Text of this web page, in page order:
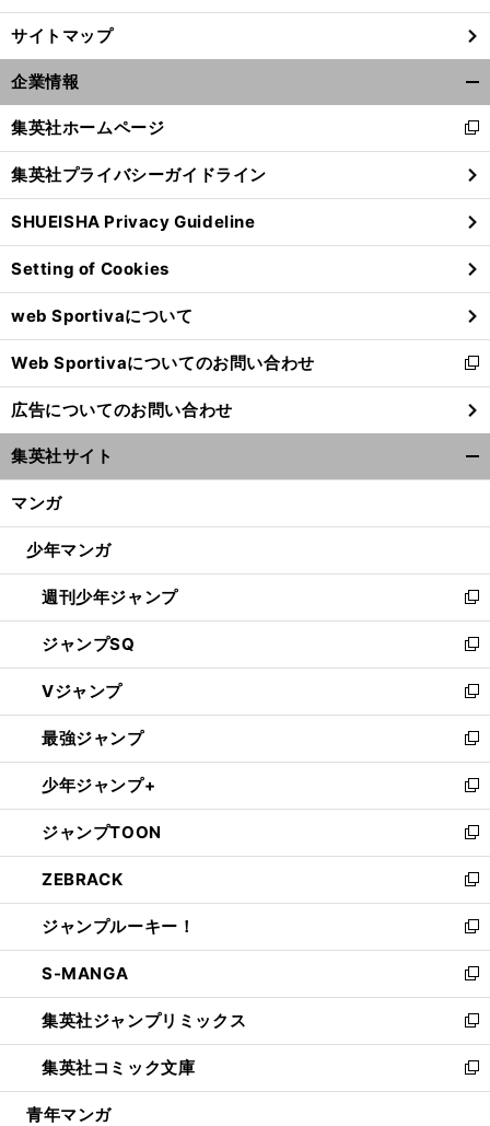
サイトマップ
企業情報
閉
る
集英社ホームページ
新
し
い
ウ
ィ
ン
ド
ウ
で
開
く
集英社プライバシーガイドライン
SHUEISHA Privacy Guideline
Setting of Cookies
web Sportivaについて
Web Sportivaについてのお問い合わせ
新
し
い
ウ
ィ
ン
ウ
開
く
広告についてのお問い合わせ
集英社サイト
マンガ
少年マンガ
週刊少年ジャンプ
新
し
い
ウ
ィ
ン
ド
ウ
で
開
く
ジャンプSQ
新
し
い
ウ
ィ
ン
ド
ウ
で
開
く
Vジャンプ
新
し
い
ウ
ィ
ン
ド
ウ
で
開
く
最強ジャンプ
新
し
い
ウ
ィ
ン
ド
ウ
で
開
く
少年ジャンプ+
新
し
い
ウ
ィ
ン
ド
ウ
で
開
く
ジャンプTOON
新
し
い
ウ
ィ
ン
ド
ウ
で
開
く
ZEBRACK
新
し
い
ウ
ィ
ン
ド
ウ
で
開
ジャンプルーキー！
新
し
い
ウ
ィ
ン
ド
ウ
S-MANGA
新
し
い
ウ
ィ
ン
集英社ジャンプリミックス
新
し
い
ウ
集英社コミック文庫
新
し
青年マンガ